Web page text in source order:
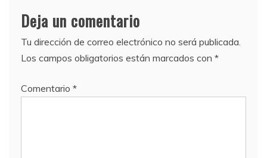
Deja un comentario
Tu dirección de correo electrónico no será publicada.
Los campos obligatorios están marcados con *
Comentario *